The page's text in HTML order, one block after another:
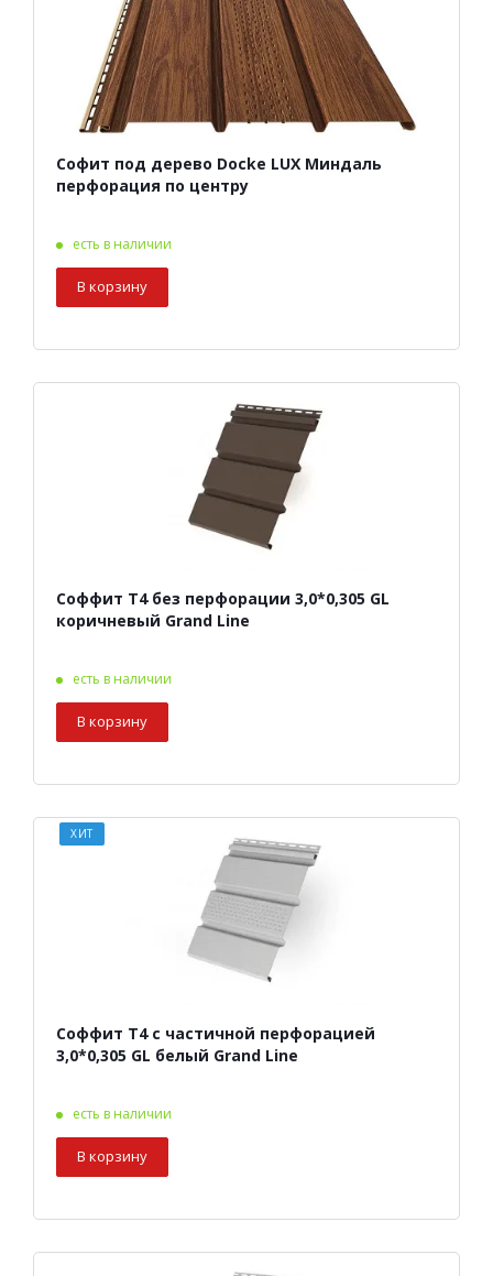
Софит под дерево Docke LUX Миндаль
перфорация по центру
есть в наличии
В корзину
Соффит Т4 без перфорации 3,0*0,305 GL
коричневый Grand Line
есть в наличии
В корзину
ХИТ
Соффит Т4 с частичной перфорацией
3,0*0,305 GL белый Grand Line
есть в наличии
В корзину